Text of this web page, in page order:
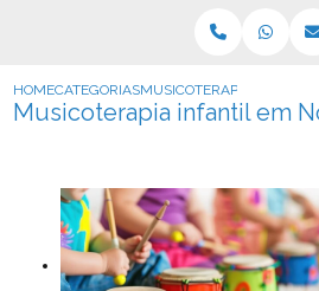
HOMECATEGORIASMUSICOTERAPIA INFANTIL
Musicoterapia infantil em